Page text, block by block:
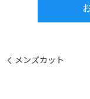
メンズカット